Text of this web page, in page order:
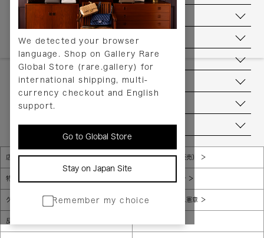
We detected your browser
language. Shop on Gallery Rare
Global Store (rare.gallery) for
international shipping, multi-
currency checkout and English
support.
Go to Global Store
Stay on Japan Site
Remember my choice
送料について
返品について
ヘルプ
お問い合わせ
当店について
店舗一覧 販売規約（店頭販売）
特定商取引法に基づく表示 個人情報保護方針
グローバルプライバシーポリシー コンプライアンス憲章
反社会的勢力に対する基本方針